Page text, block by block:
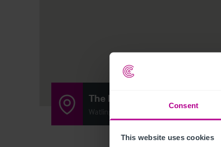
Consent
This website uses cookies
The Blue Boar Inn
Watling St, Mancetter, Atherstone, North